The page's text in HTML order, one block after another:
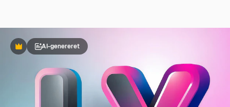
PræmieAI-genereret